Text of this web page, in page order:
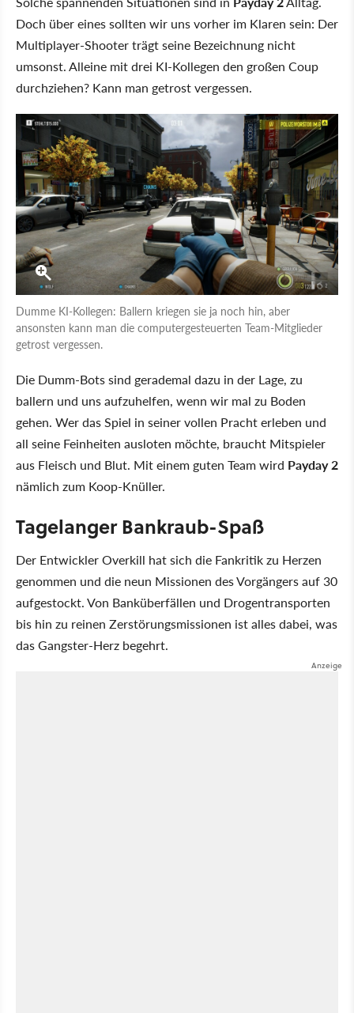
Doch über eines sollten wir uns vorher im Klaren sein: Der
Multiplayer-Shooter trägt seine Bezeichnung nicht
umsonst. Alleine mit drei KI-Kollegen den großen Coup
durchziehen? Kann man getrost vergessen.
Dumme KI-Kollegen: Ballern kriegen sie ja noch hin, aber
ansonsten kann man die computergesteuerten Team-Mitglieder
getrost vergessen.
Die Dumm-Bots sind gerademal dazu in der Lage, zu
ballern und uns aufzuhelfen, wenn wir mal zu Boden
gehen. Wer das Spiel in seiner vollen Pracht erleben und
all seine Feinheiten ausloten möchte, braucht Mitspieler
aus Fleisch und Blut. Mit einem guten Team wird Payday 2
nämlich zum Koop-Knüller.
Tagelanger Bankraub-Spaß
Der Entwickler Overkill hat sich die Fankritik zu Herzen
genommen und die neun Missionen des Vorgängers auf 30
aufgestockt. Von Banküberfällen und Drogentransporten
bis hin zu reinen Zerstörungsmissionen ist alles dabei, was
das Gangster-Herz begehrt.